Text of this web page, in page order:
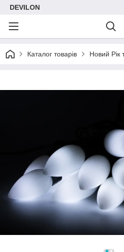
DEVILON
Каталог товарів Новий Рік